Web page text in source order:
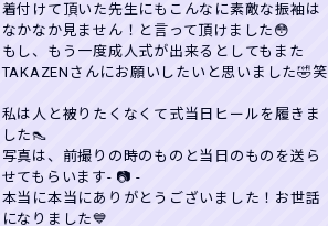
着付けて頂いた先生にもこんなに素敵な振袖は
なかなか見ません！と言って頂けました😳
もし、もう一度成人式が出来るとしてもまた
TAKAZENさんにお願いしたいと思いました🤣笑
私は人と被りたくなくて式当日ヒールを履きま
した👠
写真は、前撮りの時のものと当日のものを送ら
せてもらいます- 📷 -
本当に本当にありがとうございました！お世話
になりました💙